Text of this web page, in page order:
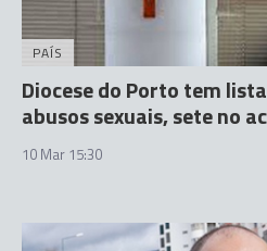
PAÍS
Diocese do Porto tem
abusos sexuais, sete no
10 Mar 15:30